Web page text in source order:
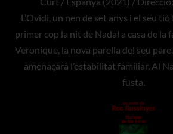
L’Ovidi, un nen de set anys i el seu
primer cop la nit de Nadal a casa de la
Veronique, la nova parella del seu
amenaçarà l’estabilitat familiar. Al
fusta.